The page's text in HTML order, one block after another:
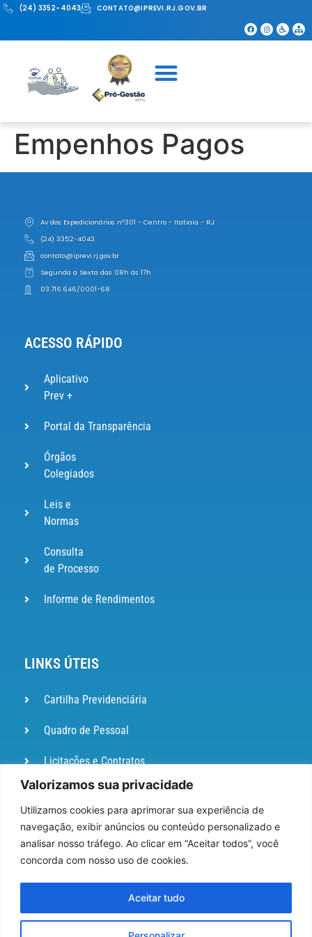
Valorizamos sua privacidade
Utilizamos cookies para aprimorar sua experiência de
navegação, exibir anúncios ou conteúdo personalizado e
analisar nosso tráfego. Ao clicar em “Aceitar todos”, você
concorda com nosso uso de cookies.
Aceitar tudo
(24) 3352-4043 CONTATO@IPREVI.RJ.GOV.BR
Empenhos Pagos
Av dos Expedicionários nº301 - Centro - Itatiaia - RJ
(24) 3352-4043
contato@iprevi.rj.gov.br
Segunda a Sexta das 08h às 17h
03.716.646/0001-68
ACESSO RÁPIDO
Aplicativo
Prev +
Portal da Transparência
Órgãos
Colegiados
Leis e
Normas
Consulta
de Processo
Informe de Rendimentos
LINKS ÚTEIS
Cartilha Previdenciária
Quadro de Pessoal
Licitações e Contratos
Portal de
Ouvidoria
DIÁRIO
OFICIAL
Pesquisa de Satisfação
Webmail